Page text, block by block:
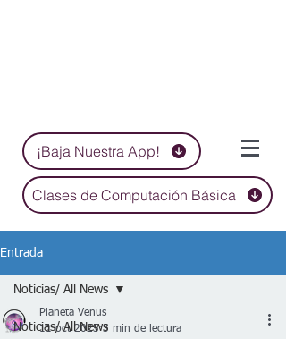
¡Baja Nuestra App!
Clases de Computación Básica
Entrada
Noticias/ All News
Noticias/ All News
Planeta Venus
11 oct 2025 3 min de lectura